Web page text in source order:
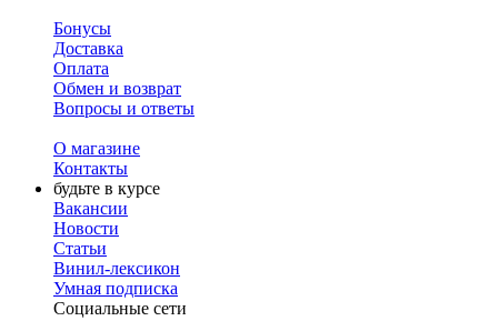
Бонусы
Доставка
Оплата
Обмен и возврат
Вопросы и ответы
О магазине
Контакты
будьте в курсе
Вакансии
Новости
Статьи
Винил-лексикон
Умная подписка
Социальные сети